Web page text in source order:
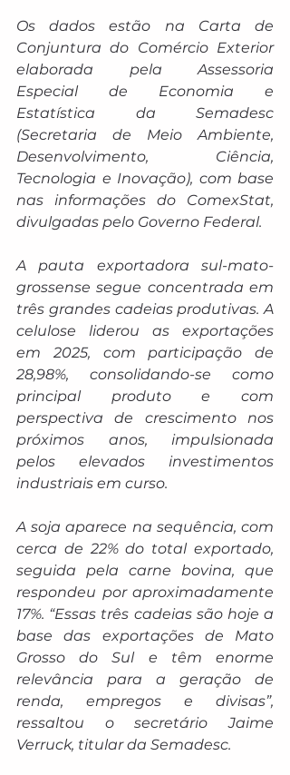
Os dados estão na Carta de
Conjuntura do Comércio Exterior
elaborada pela Assessoria
Especial de Economia e
Estatística da Semadesc
(Secretaria de Meio Ambiente,
Desenvolvimento, Ciência,
Tecnologia e Inovação), com base
nas informações do ComexStat,
divulgadas pelo Governo Federal.
A pauta exportadora sul-mato-
grossense segue concentrada em
três grandes cadeias produtivas. A
celulose liderou as exportações
em 2025, com participação de
28,98%, consolidando-se como
principal produto e com
perspectiva de crescimento nos
próximos anos, impulsionada
pelos elevados investimentos
industriais em curso.
A soja aparece na sequência, com
cerca de 22% do total exportado,
seguida pela carne bovina, que
respondeu por aproximadamente
17%. “Essas três cadeias são hoje a
base das exportações de Mato
Grosso do Sul e têm enorme
relevância para a geração de
renda, empregos e divisas”,
ressaltou o secretário Jaime
Verruck, titular da Semadesc.